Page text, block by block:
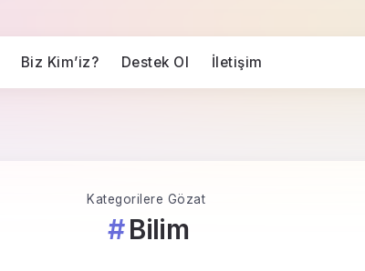
Biz Kim’iz? Destek Ol İletişim
Kategorilere Gözat
Bilim